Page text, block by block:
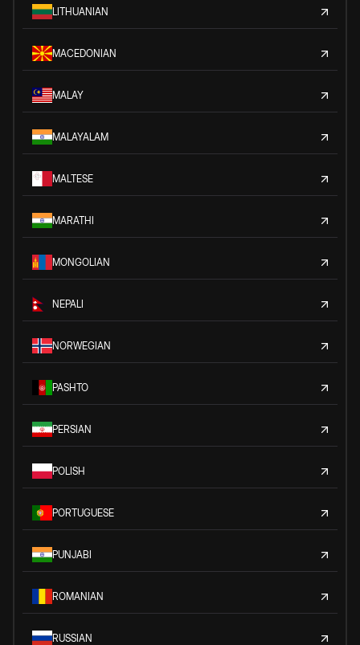
LITHUANIAN
MACEDONIAN
MALAY
MALAYALAM
MALTESE
MARATHI
MONGOLIAN
NEPALI
NORWEGIAN
PASHTO
PERSIAN
POLISH
PORTUGUESE
PUNJABI
ROMANIAN
RUSSIAN